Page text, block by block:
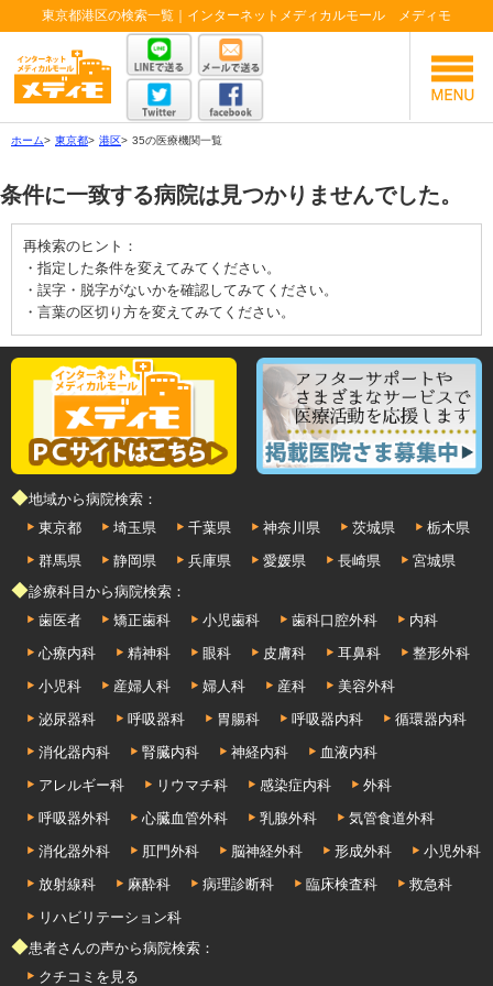
東京都港区の検索一覧｜インターネットメディカルモール メディモ
ホーム> 東京都> 港区> 35の医療機関一覧
条件に一致する病院は見つかりませんでした。
再検索のヒント：
・指定した条件を変えてみてください。
・誤字・脱字がないかを確認してみてください。
・言葉の区切り方を変えてみてください。
◆地域から病院検索：
東京都
埼玉県 千葉県 神奈川県 茨城県
栃木県
群馬県
静岡県 兵庫県 愛媛県 長崎県
宮城県
◆診療科目から病院検索：
歯医者
矯正歯科 小児歯科 歯科口腔外科
内科
心療内科
精神科 眼科 皮膚科 耳鼻科
整形外科
小児科
産婦人科 婦人科 産科
美容外科
泌尿器科
呼吸器科 胃腸科 呼吸器内科
循環器内科
消化器内科
腎臓内科 神経内科
血液内科
アレルギー科
リウマチ科 感染症内科
外科
呼吸器外科
心臓血管外科 乳腺外科
気管食道外科
消化器外科
肛門外科 脳神経外科 形成外科
小児外科
放射線科
麻酔科 病理診断科 臨床検査科
救急科
リハビリテーション科
◆患者さんの声から病院検索：
クチコミを見る